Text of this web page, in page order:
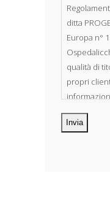
ditta
Europa n°
qualità di
propri
dei dati
oggetto di